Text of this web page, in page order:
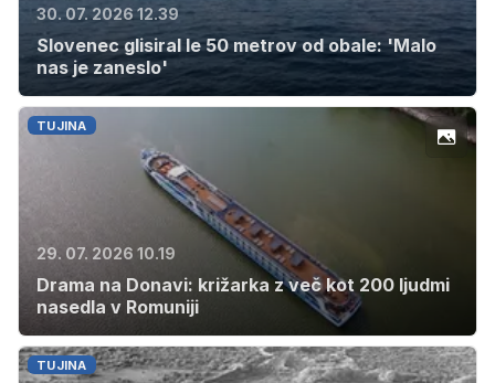
30. 07. 2026 12.39
Slovenec glisiral le 50 metrov od obale: 'Malo
nas je zaneslo'
TUJINA
29. 07. 2026 10.19
Drama na Donavi: križarka z več kot 200 ljudmi
nasedla v Romuniji
TUJINA